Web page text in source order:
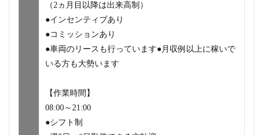
（2ヵ月目以降は出来高制）
●インセンティブあり
●コミッションあり
●車両のリースも行っています●月収例以上に稼いで
いる方も大勢います
【作業時間】
08:00～21:00
●シフト制